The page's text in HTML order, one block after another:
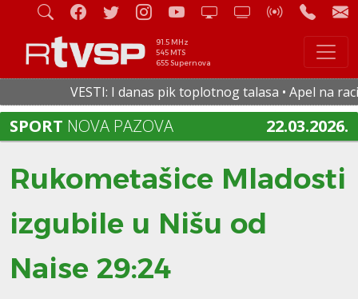
91.5 MHz
545 MTS
655 Supernova
VESTI: I danas pik toplotnog talasa • Apel na
SPORT NOVA PAZOVA 22.03.2026.
Rukometašice Mladosti
izgubile u Nišu od
Naise 29:24